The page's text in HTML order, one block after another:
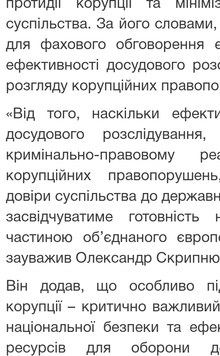
протидії корупції та
суспільства. За його
для фахового обговорення
ефективності досудового
розгляду корупційних
«Від того, наскільки
досудового
кримінально-правовому
корупційних
довіри суспільства до
засвідчуватиме
частиною об’єднаного
зауважив Олександр
Він додав, що особливо
корупції – критично
національної безпеки та
ресурсів для оборони